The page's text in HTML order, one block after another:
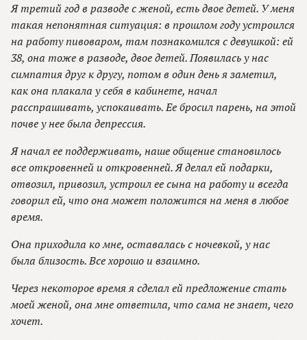
Я третий год в разводе с женой, есть двое детей. У меня
такая непонятная ситуация: в прошлом году устроился
на работу пивоваром, там познакомился с девушкой: ей
38, она тоже в разводе, двое детей. Появилась у нас
симпатия друг к другу, потом в один день я заметил,
как она плакала у себя в кабинете, начал
расспрашивать, успокаивать. Ее бросил парень, на этой
почве у нее была депрессия.
Я начал ее поддерживать, наше общение становилось
все откровенней и откровенней. Я делал ей подарки,
отвозил, привозил, устроил ее сына на работу и всегда
говорил ей, что она может положится на меня в любое
время.
Она приходила ко мне, оставалась с ночевкой, у нас
была близость. Все хорошо и взаимно.
Через некоторое время я сделал ей предложение стать
моей женой, она мне ответила, что сама не знает, чего
хочет.